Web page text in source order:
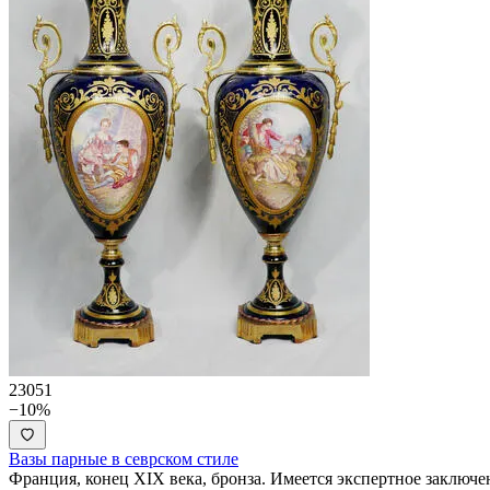
23051
−10%
Вазы парные в севрском стиле
Франция, конец XIX века, бронза. Имеется экспертное